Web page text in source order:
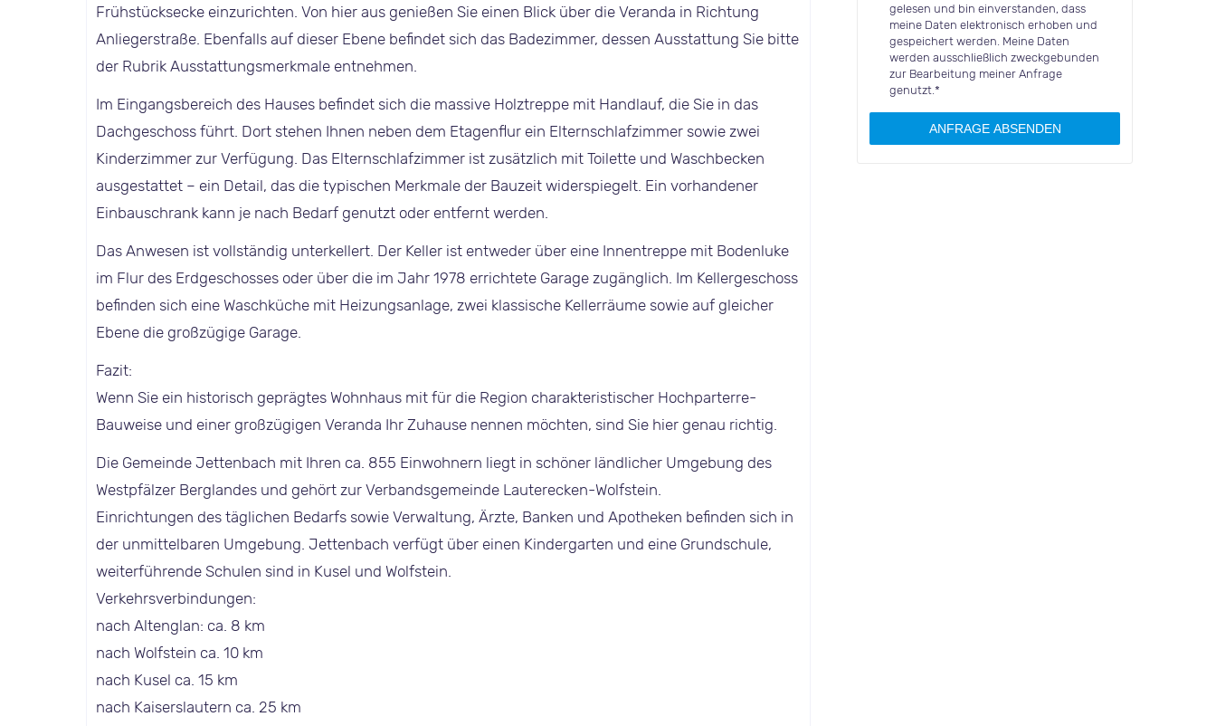
Frühstücksecke einzurichten. Von hier aus genießen Sie einen Blick über die Veranda in Richtung
Anliegerstraße. Ebenfalls auf dieser Ebene befindet sich das Badezimmer, dessen Ausstattung Sie bitte
der Rubrik Ausstattungsmerkmale entnehmen.
Im Eingangsbereich des Hauses befindet sich die massive Holztreppe mit Handlauf, die Sie in das
Dachgeschoss führt. Dort stehen Ihnen neben dem Etagenflur ein Elternschlafzimmer sowie zwei
Kinderzimmer zur Verfügung. Das Elternschlafzimmer ist zusätzlich mit Toilette und Waschbecken
ausgestattet – ein Detail, das die typischen Merkmale der Bauzeit widerspiegelt. Ein vorhandener
Einbauschrank kann je nach Bedarf genutzt oder entfernt werden.
Das Anwesen ist vollständig unterkellert. Der Keller ist entweder über eine Innentreppe mit Bodenluke
im Flur des Erdgeschosses oder über die im Jahr 1978 errichtete Garage zugänglich. Im Kellergeschoss
befinden sich eine Waschküche mit Heizungsanlage, zwei klassische Kellerräume sowie auf gleicher
Ebene die großzügige Garage.
Fazit:
Wenn Sie ein historisch geprägtes Wohnhaus mit für die Region charakteristischer Hochparterre-
Bauweise und einer großzügigen Veranda Ihr Zuhause nennen möchten, sind Sie hier genau richtig.
Die Gemeinde Jettenbach mit Ihren ca. 855 Einwohnern liegt in schöner ländlicher Umgebung des
Westpfälzer Berglandes und gehört zur Verbandsgemeinde Lauterecken-Wolfstein.
Einrichtungen des täglichen Bedarfs sowie Verwaltung, Ärzte, Banken und Apotheken befinden sich in
der unmittelbaren Umgebung. Jettenbach verfügt über einen Kindergarten und eine Grundschule,
weiterführende Schulen sind in Kusel und Wolfstein.
Verkehrsverbindungen:
nach Altenglan: ca. 8 km
nach Wolfstein ca. 10 km
nach Kusel ca. 15 km
nach Kaiserslautern ca. 25 km
gelesen und bin einverstanden, dass
meine Daten elektronisch erhoben und
gespeichert werden. Meine Daten
werden ausschließlich zweckgebunden
zur Bearbeitung meiner Anfrage
genutzt.*
ANFRAGE ABSENDEN